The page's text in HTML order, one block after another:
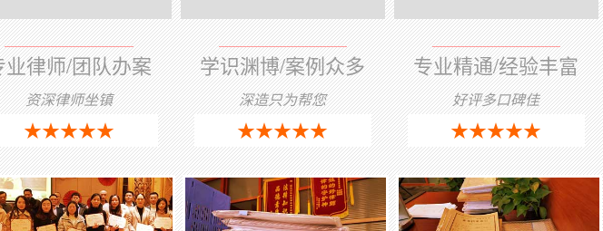
业律师/团队办案
资深律师坐镇
★★★★★
学识渊博/案例众多
深造只为帮您
★★★★★
专业精通/经验丰富
好评多口碑佳
★★★★★